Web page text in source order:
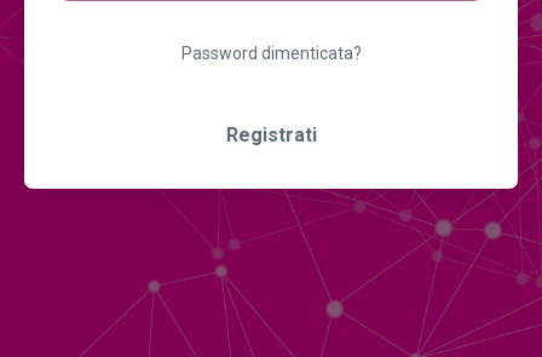
Password dimenticata?
Registrati